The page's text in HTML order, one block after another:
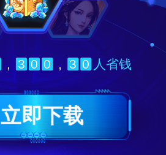
, 3 0 0 , 3 0 人省钱
立即下载